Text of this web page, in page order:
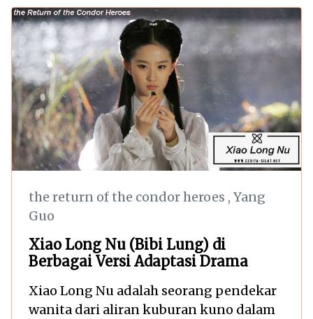
the return of the condor heroes , Yang
Guo
Xiao Long Nu (Bibi Lung) di
Berbagai Versi Adaptasi Drama
Xiao Long Nu adalah seorang pendekar
wanita dari aliran kuburan kuno dalam